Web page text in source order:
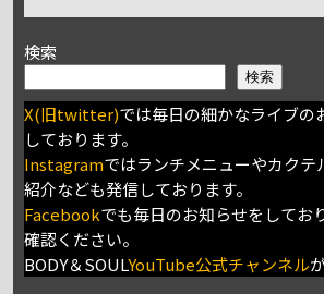
検索
検索
X(旧twitter)では毎日の細かなライブの
しております。
Instagramではランチメニューやカクテ
紹介なども発信しております。
Facebookでも毎日のお知らせをしてお
確認ください。
BODY＆SOULYouTube公式チャンネル